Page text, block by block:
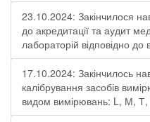
23.10.2024: Закінчилося
до акредитації та аудит
лабораторій відповідно
17.10.2024: Закінчилось
калібрування засобів
видом вимірювань: L, М,